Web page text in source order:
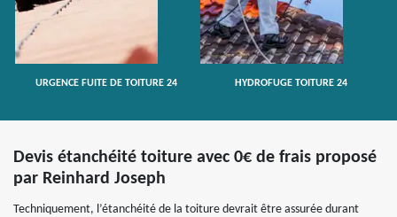
URGENCE FUITE DE TOITURE 24 HYDROFUGE TOITURE 24
Devis étanchéité toiture avec 0€ de frais proposé
par Reinhard Joseph
Techniquement, l’étanchéité de la toiture devrait être assurée durant